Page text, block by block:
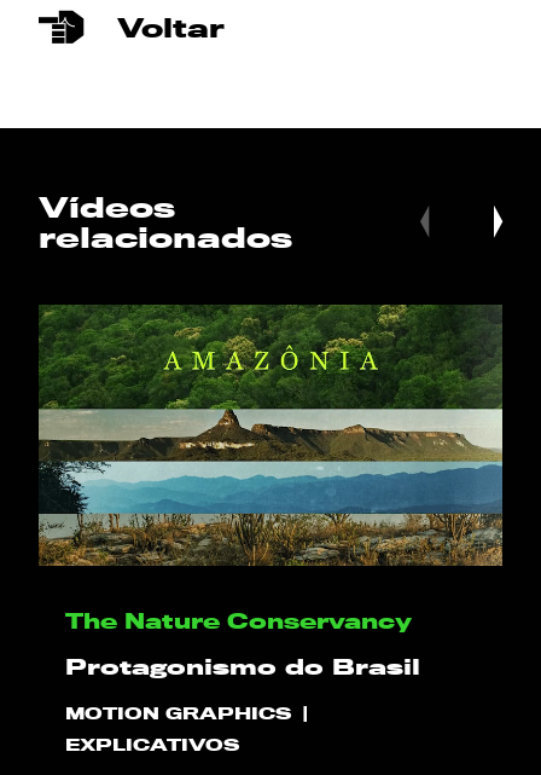
PLAY!
O QUE NÓS FAZEMOS
Voltar
Vídeos
relacionados
The Nature Conservancy
Protagonismo do Brasil
MOTION GRAPHICS
EXPLICATIVOS